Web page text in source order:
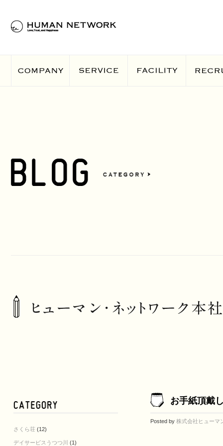
さくら荘 (12)
デイサービスうつつ川 (1)
お手紙頂戴
Posted by 株式会社ヒューマ